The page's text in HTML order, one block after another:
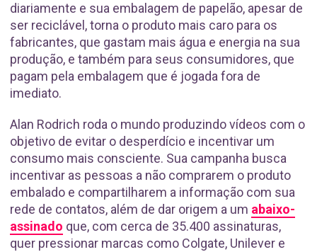
diariamente e sua embalagem de papelão, apesar de
ser reciclável, torna o produto mais caro para os
fabricantes, que gastam mais água e energia na sua
produção, e também para seus consumidores, que
pagam pela embalagem que é jogada fora de
imediato.
Alan Rodrich roda o mundo produzindo vídeos com o
objetivo de evitar o desperdício e incentivar um
consumo mais consciente. Sua campanha busca
incentivar as pessoas a não comprarem o produto
embalado e compartilharem a informação com sua
rede de contatos, além de dar origem a um abaixo-
assinado que, com cerca de 35.400 assinaturas,
quer pressionar marcas como Colgate, Unilever e